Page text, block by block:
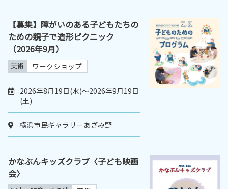
【募集】障がいのある子どもたちの
ための親子で造形ピクニック
（2026年9月）
美術 ワークショップ
2026年8月19日(水)～2026年9月19日
(土)
横浜市民ギャラリーあざみ野
かなぶんキッズクラブ〈子ども映画
会〉